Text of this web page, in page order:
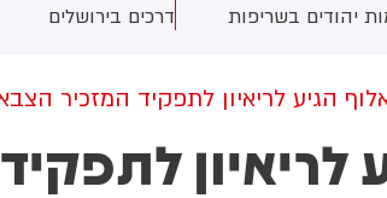
יהודים בשריפות
חדש של
CyberWell, ארגון המנטר
ברשת. הדו"ח מצא כי
פוסטים זהים ב-X שותפו
דרכים בירושלים
הגיע לריאיון לתפקיד המזכיר
לריאיון